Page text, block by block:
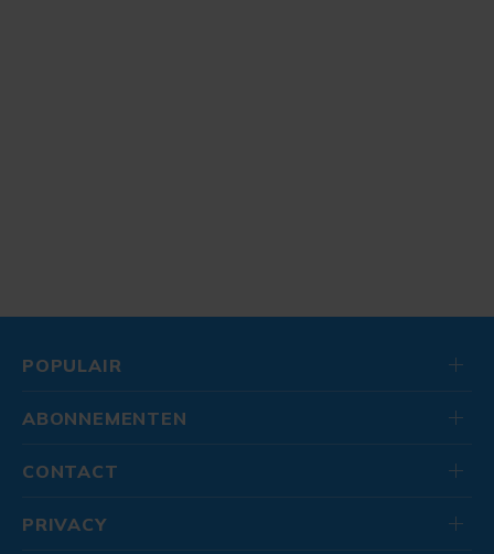
POPULAIR
ABONNEMENTEN
CONTACT
PRIVACY